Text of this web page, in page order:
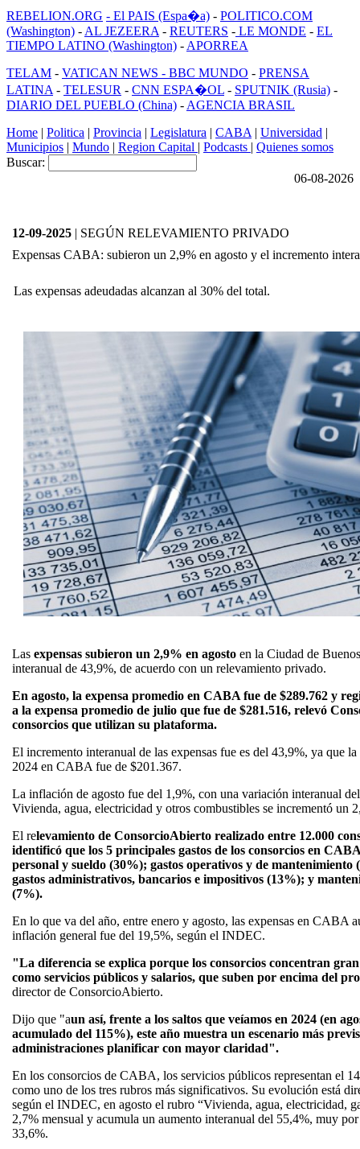
REBELION.ORG - El PAIS (Espa�a) - POLITICO.COM
(Washington) - AL JEZEERA - REUTERS - LE MONDE - EL
TIEMPO LATINO (Washington) - APORREA
TELAM - VATICAN NEWS - BBC MUNDO - PRENSA
LATINA - TELESUR - CNN ESPA�OL - SPUTNIK (Rusia) -
DIARIO DEL PUEBLO (China) - AGENCIA BRASIL
Home | Politica | Provincia | Legislatura | CABA | Universidad |
Municipios | Mundo | Region Capital | Podcasts | Quienes somos
Buscar:
06-08-2026
12-09-2025 | SEGÚN RELEVAMIENTO PRIVADO
Expensas CABA: subieron un 2,9% en agosto y el incremento
Las expensas adeudadas alcanzan al 30% del total.
Las expensas subieron un 2,9% en agosto en la Ciudad de
interanual de 43,9%, de acuerdo con un relevamiento privado.
En agosto, la expensa promedio en CABA fue de $289.762 y
a la expensa promedio de julio que fue de $281.516, relevó
consorcios que utilizan su plataforma.
El incremento interanual de las expensas fue es del 43,9%, ya que
2024 en CABA fue de $201.367.
La inflación de agosto fue del 1,9%, con una variación interanual
Vivienda, agua, electricidad y otros combustibles se incrementó un
El relevamiento de ConsorcioAbierto realizado entre 12.000
identificó que los 5 principales gastos de los consorcios en
personal y sueldo (30%); gastos operativos y de
gastos administrativos, bancarios e impositivos (13%); y
(7%).
En lo que va del año, entre enero y agosto, las expensas en CABA
inflación general fue del 19,5%, según el INDEC.
"La diferencia se explica porque los consorcios concentran
como servicios públicos y salarios, que suben por encima del
director de ConsorcioAbierto.
Dijo que "aun así, frente a los saltos que veíamos en 2024 (en
acumulado del 115%), este año muestra un escenario más
administraciones planificar con mayor claridad".
En los consorcios de CABA, los servicios públicos representan el
como uno de los tres rubros más significativos. Su evolución está
según el INDEC, en agosto el rubro “Vivienda, agua, electricidad,
2,7% mensual y acumula un aumento interanual del 55,4%, muy
33,6%.